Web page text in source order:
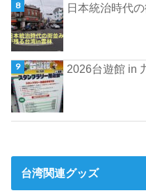
日本統治時代
2026台遊館 in
台湾関連グッズ